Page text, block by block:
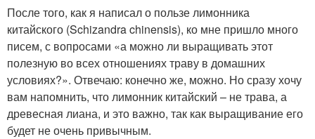
После того, как я написал о пользе лимонника
китайского (Schizandra chinensis), ко мне пришло много
писем, с вопросами «а можно ли выращивать этот
полезную во всех отношениях траву в домашних
условиях?». Отвечаю: конечно же, можно. Но сразу хочу
вам напомнить, что лимонник китайский – не трава, а
древесная лиана, и это важно, так как выращивание его
будет не очень привычным.